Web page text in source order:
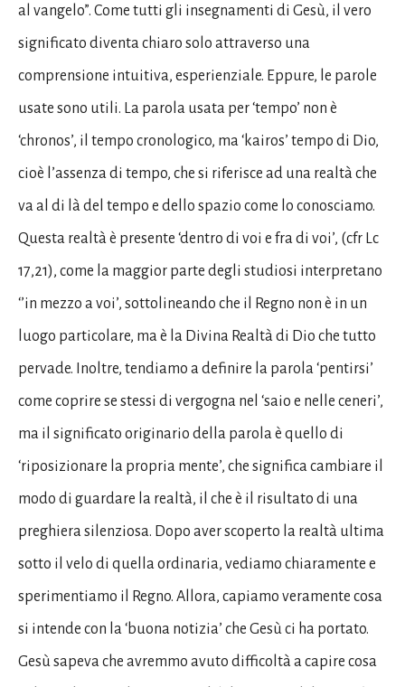
al vangelo”. Come tutti gli insegnamenti di Gesù, il vero
significato diventa chiaro solo attraverso una
comprensione intuitiva, esperienziale. Eppure, le parole
usate sono utili. La parola usata per ‘tempo’ non è
‘chronos’, il tempo cronologico, ma ‘kairos’ tempo di Dio,
cioè l’assenza di tempo, che si riferisce ad una realtà che
va al di là del tempo e dello spazio come lo conosciamo.
Questa realtà è presente ‘dentro di voi e fra di voi’, (cfr Lc
17,21), come la maggior parte degli studiosi interpretano
‘’in mezzo a voi’, sottolineando che il Regno non è in un
luogo particolare, ma è la Divina Realtà di Dio che tutto
pervade. Inoltre, tendiamo a definire la parola ‘pentirsi’
come coprire se stessi di vergogna nel ‘saio e nelle ceneri’,
ma il significato originario della parola è quello di
‘riposizionare la propria mente’, che significa cambiare il
modo di guardare la realtà, il che è il risultato di una
preghiera silenziosa. Dopo aver scoperto la realtà ultima
sotto il velo di quella ordinaria, vediamo chiaramente e
sperimentiamo il Regno. Allora, capiamo veramente cosa
si intende con la ‘buona notizia’ che Gesù ci ha portato.
Gesù sapeva che avremmo avuto difficoltà a capire cosa